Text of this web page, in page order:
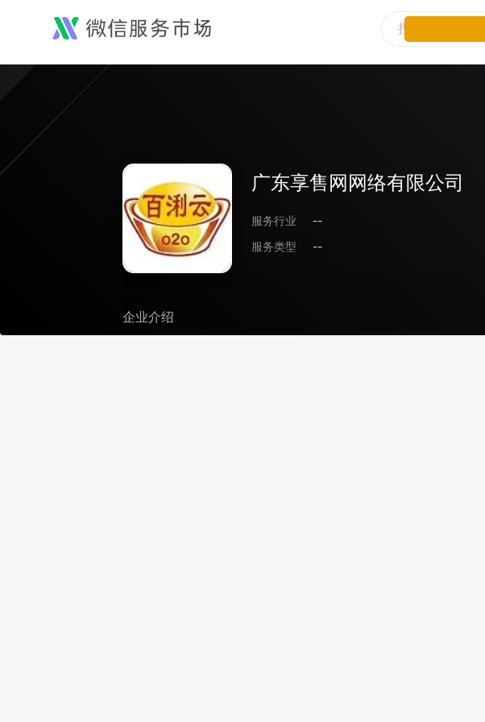
广东享售网网络有限公司
服务行业
--
服务类型
--
企业介绍